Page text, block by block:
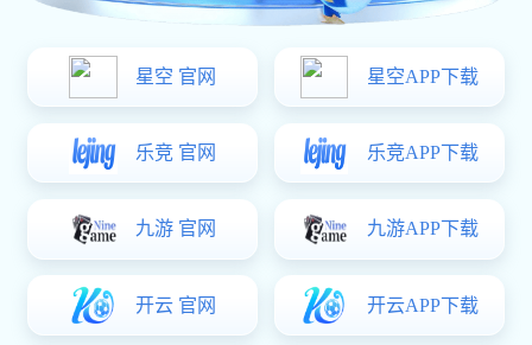
DMK022-3 ABS塑料黑色
￥0.67
商品详情